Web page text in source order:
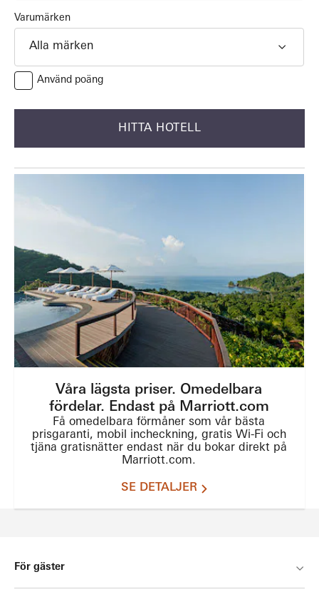
Varumärken
Alla märken
Använd poäng
HITTA HOTELL
Våra lägsta priser. Omedelbara
fördelar. Endast på Marriott.com
Få omedelbara förmåner som vår bästa
prisgaranti, mobil incheckning, gratis Wi-Fi och
tjäna gratisnätter endast när du bokar direkt på
Marriott.com.
SE DETALJER
För gäster